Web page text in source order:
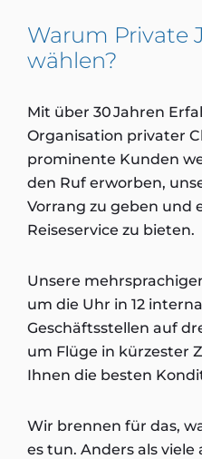
Warum Private
wählen?
Mit über 30 Jahren
Organisation privater
prominente Kunden
den Ruf erworben,
Vorrang zu geben und
Reiseservice zu bieten.
Unsere
um die Uhr in 12
Geschäftsstellen auf
um Flüge in kürzester
Ihnen die besten
Wir brennen für das,
es tun. Anders als